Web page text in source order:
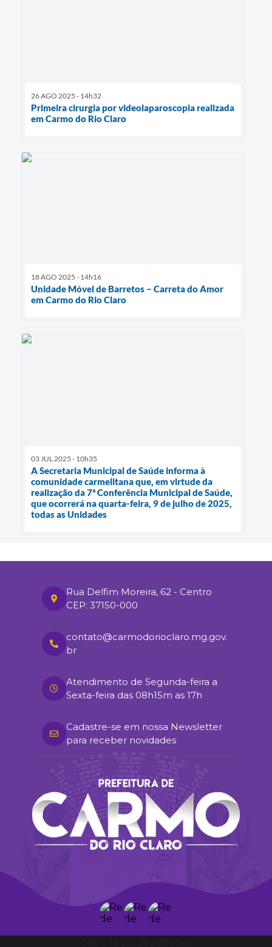
26 AGO 2025 - 14h32
Primeira cirurgia por videolaparoscopia realizada
em Carmo do Rio Claro
18 AGO 2025 - 14h16
Unidade Móvel de Barretos – Carreta do Amor
em Carmo do Rio Claro
03 JUL 2025 - 10h35
A Secretaria Municipal de Saúde informa à
comunidade carmelitana que, em virtude da
realização da 7ª Conferência Municipal de Saúde,
que ocorrerá na quarta-feira, 9 de julho de 2025,
todas as Unidades
Rua Delfim Moreira, 62 - Centro
CEP: 37150-000
contato@carmodorioclaro.mg.gov.
br
Atendimento de Segunda-feira a
Sexta-feira das 08h15m as 17h
Cadastre-se em nossa Newsletter
para receber novidades